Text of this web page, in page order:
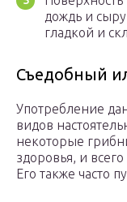
дождь и
гладкой и
Съедобный
Употребление
видов
некоторые
здоровья, и
Его также часто